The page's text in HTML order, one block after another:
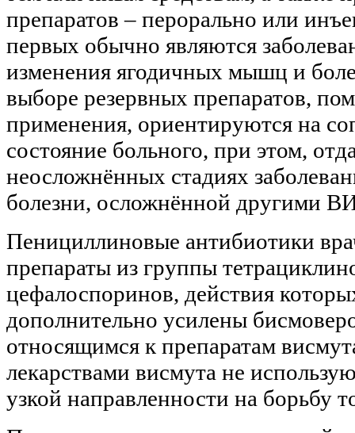
препаратов – перорально или
первых обычно являются
изменения ягодичных мышц и
выборе резервных препаратов,
применения, ориентируются на
состояние больного, при этом,
неосложнённых стадиях
болезни, осложнённой другими
Пенициллиновые антибиотики
препараты из группы
цефалоспоринов, действия
дополнительно усилены
относящимся к препаратам
лекарствами висмута не
узкой направленности на борьбу